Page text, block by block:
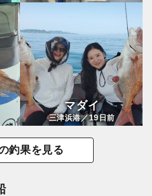
マダイ
三津浜港／19日前
釣果を見る